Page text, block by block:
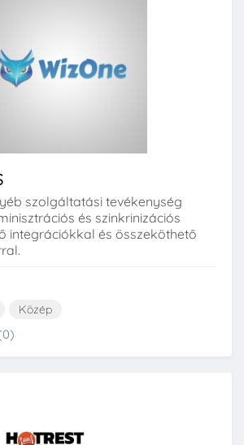
szolgáltatási tevékenység
és szinkrinizációs
integrációkkal és összeköthető
Közép